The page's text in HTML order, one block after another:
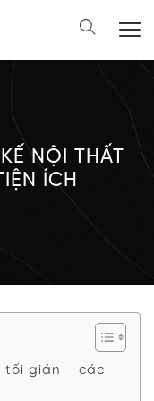
NỘI THẤT
ÍCH
tối giản – các